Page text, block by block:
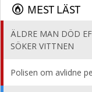
MEST LÄST
ÄLDRE MAN DÖD
SÖKER VITTNEN
Polisen om avlidne